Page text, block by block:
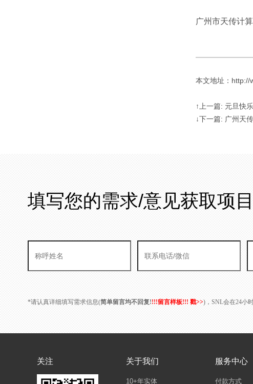
广州市天传计
本文地址：http://
↑上一篇: 元旦快
↓下一篇: 广州天
填写您的需求/意见获取项目
*请认真详细填写需求信息(简单留言均不回复!!!!留言样板!!! 戳>>)，SNL会在24小
关注 关于我们
10+年实体
服务中心
付款方式